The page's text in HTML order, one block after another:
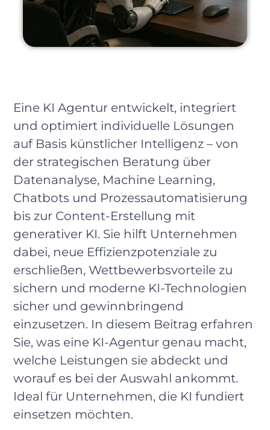
Eine KI Agentur entwickelt, integriert
und optimiert individuelle Lösungen
auf Basis künstlicher Intelligenz – von
der strategischen Beratung über
Datenanalyse, Machine Learning,
Chatbots und Prozessautomatisierung
bis zur Content-Erstellung mit
generativer KI. Sie hilft Unternehmen
dabei, neue Effizienzpotenziale zu
erschließen, Wettbewerbsvorteile zu
sichern und moderne KI-Technologien
sicher und gewinnbringend
einzusetzen. In diesem Beitrag erfahren
Sie, was eine KI-Agentur genau macht,
welche Leistungen sie abdeckt und
worauf es bei der Auswahl ankommt.
Ideal für Unternehmen, die KI fundiert
einsetzen möchten.